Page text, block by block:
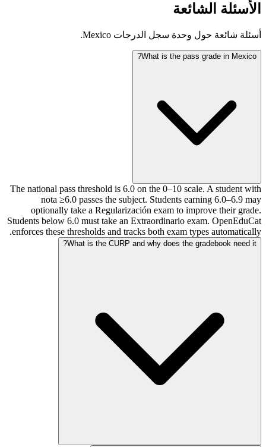
الأسئلة الشائعة
أسئلة شائعة حول وحدة سجل الدرجات Mexico.
What is the pass grade in Mexico?
The national pass threshold is 6.0 on the 0–10 scale. A student with
nota ≥6.0 passes the subject. Students earning 6.0–6.9 may
optionally take a Regularización exam to improve their grade.
Students below 6.0 must take an Extraordinario exam. OpenEduCat
enforces these thresholds and tracks both exam types automatically.
What is the CURP and why does the gradebook need it?